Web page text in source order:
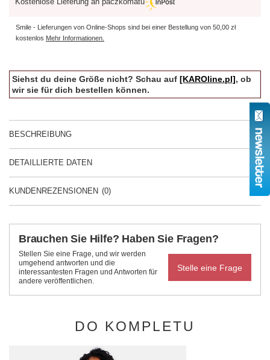
Smile - Lieferungen von Online-Shops sind bei einer Bestellung von 50,00 zł
kostenlos Mehr Informationen.
Siehst du deine Größe nicht? Schau auf [KAROline.pl], ob
wir sie für dich bestellen können.
BESCHREIBUNG
DETAILLIERTE DATEN
KUNDENREZENSIONEN (0)
Brauchen Sie Hilfe? Haben Sie Fragen?
Stellen Sie eine Frage, und wir werden
umgehend antworten und die
interessantesten Fragen und Antworten für
andere veröffentlichen.
Stelle eine Frage
DO KOMPLETU